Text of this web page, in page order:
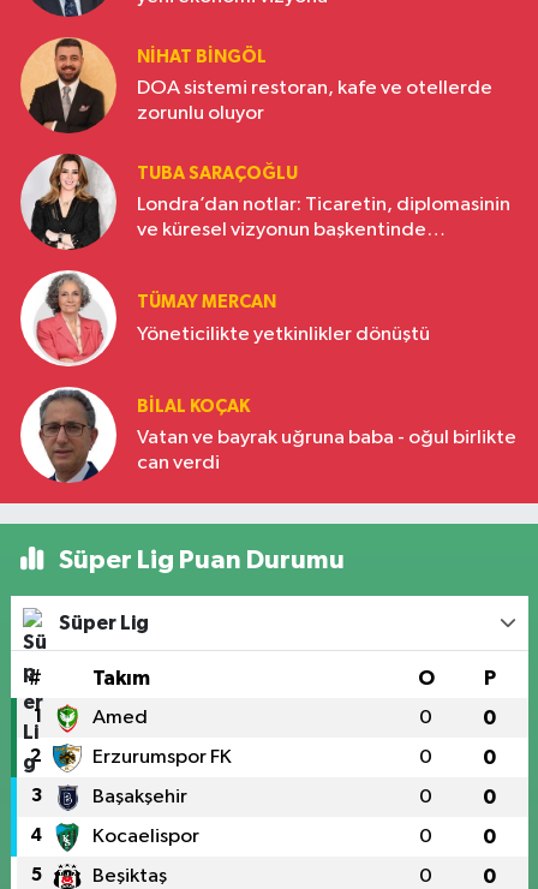
NIHAT BINGÖL
DOA sistemi restoran, kafe ve otellerde
zorunlu oluyor
TUBA SARAÇOĞLU
Londra’dan notlar: Ticaretin, diplomasinin
ve küresel vizyonun başkentinde
TÜMAY MERCAN
Yöneticilikte yetkinlikler dönüştü
BILAL KOÇAK
Vatan ve bayrak uğruna baba - oğul birlikte
can verdi
Süper Lig Puan Durumu
Süper Lig
# Takım O P
1 Amed 0 0
2 Erzurumspor FK 0 0
3 Başakşehir 0 0
4 Kocaelispor 0 0
5 Beşiktaş 0 0